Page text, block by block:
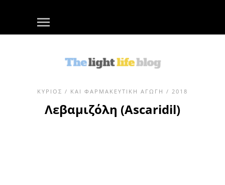
ΚΎΡΙΟΣ / ΚΑΙ ΦΑΡΜΑΚΕΥΤΙΚΉ ΑΓΩΓΉ / 2018
Λεβαμιζόλη (Ascaridil)